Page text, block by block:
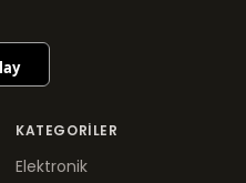
KATEGORILER
Elektronik